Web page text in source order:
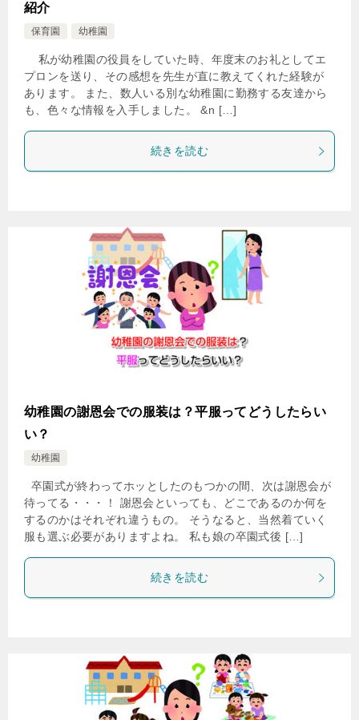
紹介
保育園 幼稚園
私が幼稚園の役員をしていた時、年度末のお礼としてエ
プロンを送り、その感想を先生が直に教えてくれた経験が
あります。 また、数人いる別な幼稚園に勤務する友達から
も、色々な情報を入手しました。 &n […]
続きを読む
幼稚園の謝恩会での服装は？平服ってどうしたらい
い？
幼稚園
卒園式が終わってホッとしたのもつかの間、次は謝恩会が
待ってる・・・！ 謝恩会といっても、どこであるのか何を
するのかはそれぞれ違うもの。 そうなると、当然着ていく
服も選ぶ必要がありますよね。 私も娘の卒園式後 […]
続きを読む